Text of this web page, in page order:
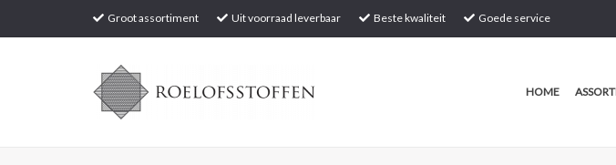
Groot assortiment Uit voorraad leverbaar Beste kwaliteit Goede service
HOME